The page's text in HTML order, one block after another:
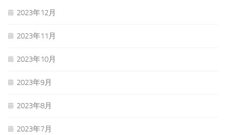
2023年12月
2023年11月
2023年10月
2023年9月
2023年8月
2023年7月